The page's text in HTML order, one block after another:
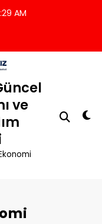
AM
ve